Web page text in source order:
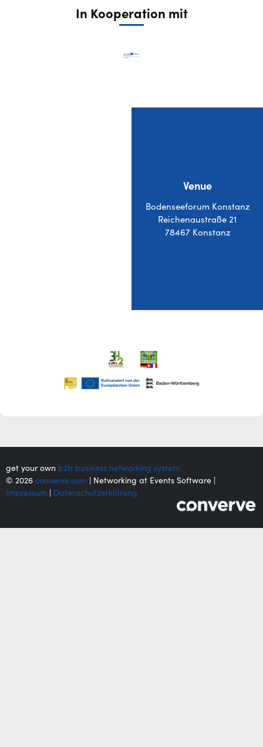
In Kooperation mit
Venue
Bodenseeforum Konstanz
Reichenaustraße 21
78467 Konstanz
get your own b2b business networking system
© 2026 converve.com | Networking at Events Software |
Impressum | Datenschutzerklärung